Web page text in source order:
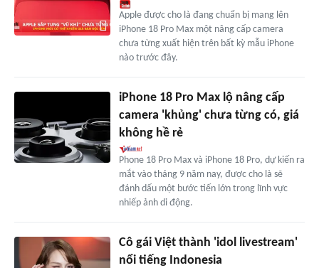
Apple được cho là đang chuẩn bị mang lên
iPhone 18 Pro Max một nâng cấp camera
chưa từng xuất hiện trên bất kỳ mẫu iPhone
nào trước đây.
iPhone 18 Pro Max lộ nâng cấp
camera 'khủng' chưa từng có, giá
không hề rẻ
Phone 18 Pro Max và iPhone 18 Pro, dự kiến ra
mắt vào tháng 9 năm nay, được cho là sẽ
đánh dấu một bước tiến lớn trong lĩnh vực
nhiếp ảnh di động.
Cô gái Việt thành 'idol livestream'
nổi tiếng Indonesia